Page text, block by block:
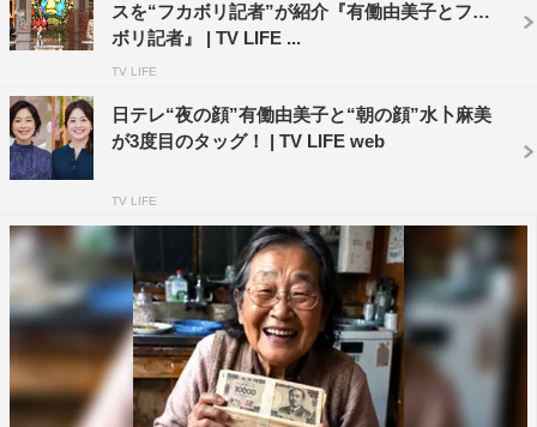
スを“フカボリ記者”が紹介『有働由美子とフカ
ボリ記者』 | TV LIFE ...
TV LIFE
日テレ“夜の顔”有働由美子と“朝の顔”水卜麻美
が3度目のタッグ！ | TV LIFE web
TV LIFE